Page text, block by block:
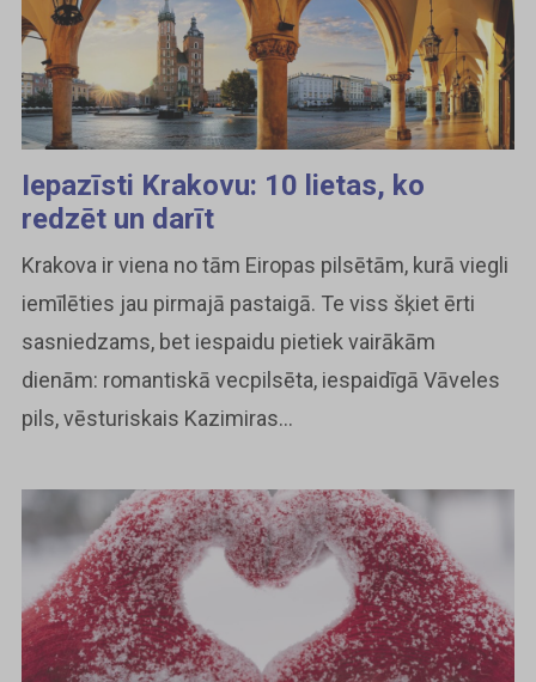
Iepazīsti Krakovu: 10 lietas, ko
redzēt un darīt
Krakova ir viena no tām Eiropas pilsētām, kurā viegli
iemīlēties jau pirmajā pastaigā. Te viss šķiet ērti
sasniedzams, bet iespaidu pietiek vairākām
dienām: romantiskā vecpilsēta, iespaidīgā Vāveles
pils, vēsturiskais Kazimiras...